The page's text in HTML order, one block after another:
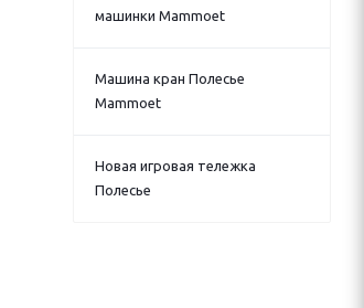
машинки Mammoet
Машина кран Полесье
Mammoet
Новая игровая тележка
Полесье